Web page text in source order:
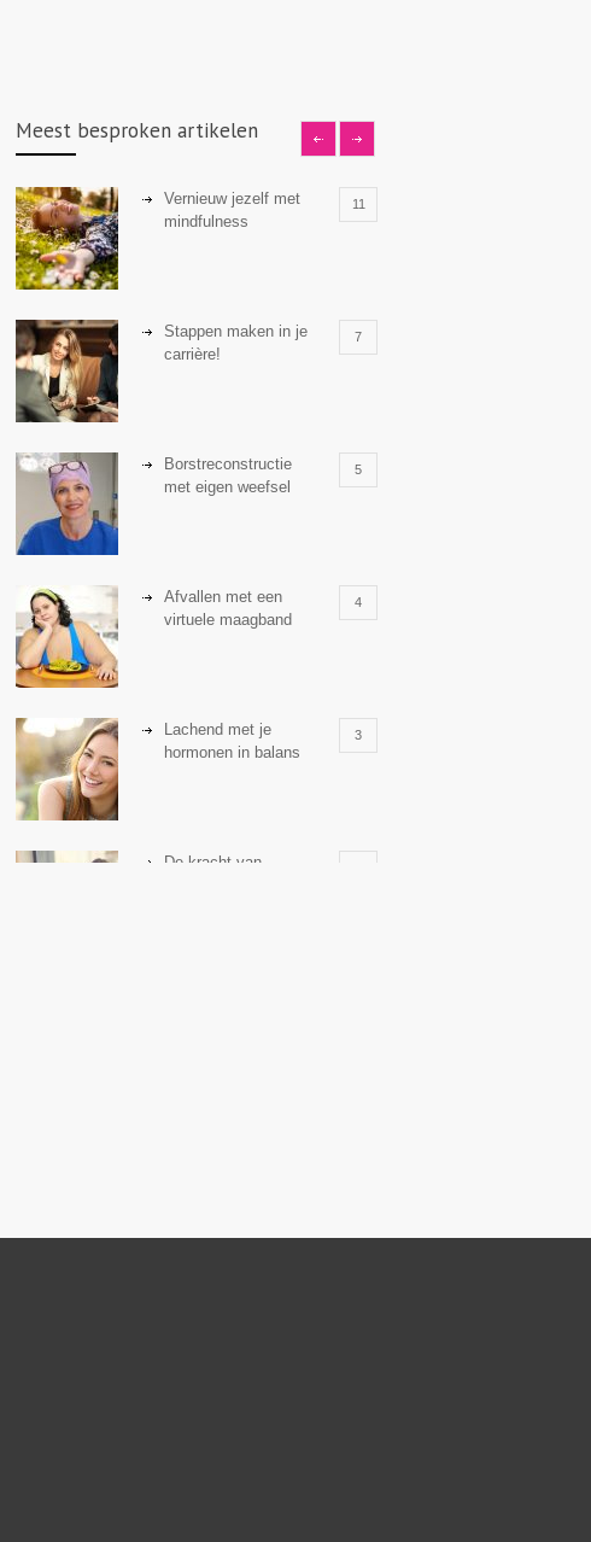
Meest besproken artikelen
Vernieuw jezelf met
mindfulness
11
Stappen maken in je
carrière!
7
Borstreconstructie
met eigen weefsel
5
Afvallen met een
virtuele maagband
4
Lachend met je
hormonen in balans
3
De kracht van